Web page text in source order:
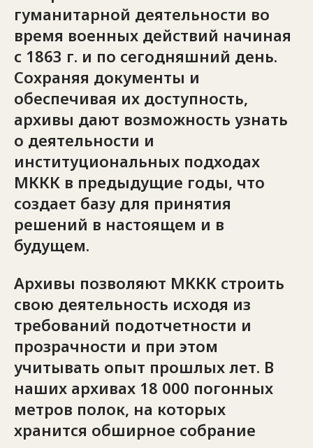
гуманитарной деятельности во
время военных действий начиная
с 1863 г. и по сегодняшний день.
Сохраняя документы и
обеспечивая их доступность,
архивы дают возможность узнать
о деятельности и
институциональных подходах
МККК в предыдущие годы, что
создает базу для принятия
решений в настоящем и в
будущем.
Архивы позволяют МККК строить
свою деятельность исходя из
требований подотчетности и
прозрачности и при этом
учитывать опыт прошлых лет. В
наших архивах 18 000 погонных
метров полок, на которых
хранится обширное собрание